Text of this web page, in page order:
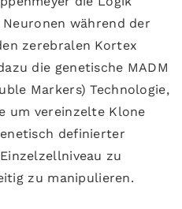
während der
zerebralen Kortex
die genetische MADM
Markers) Technologie,
um vereinzelte Klone
definierter
zu
zu manipulieren.